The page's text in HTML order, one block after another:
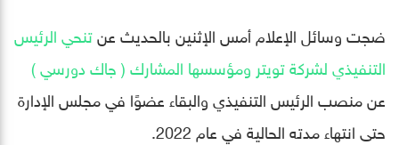
ضجت وسائل الإعلام أمس الإثنين بالحديث عنتنحي الرئيس
التنفيذي لشركة تويتر ومؤسسها المشارك ( جاك دورسي )
عن منصب الرئيس التنفيذي والبقاء عضوًا في مجلس الإدارة
حتى انتهاء مدته الحالية في عام 2022.